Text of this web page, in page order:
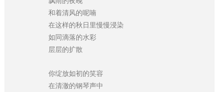
和着清风的呢喃
在这样的秋日里慢慢浸染
如同滴落的水彩
层层的扩散
你绽放如初的笑容
在清澈的钢琴声中